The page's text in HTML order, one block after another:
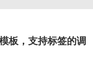
板，支持标签的调